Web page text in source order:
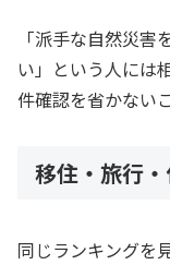
「派手な自然災
い」という人には
件確認を省かない
移住・旅行
同じランキングを